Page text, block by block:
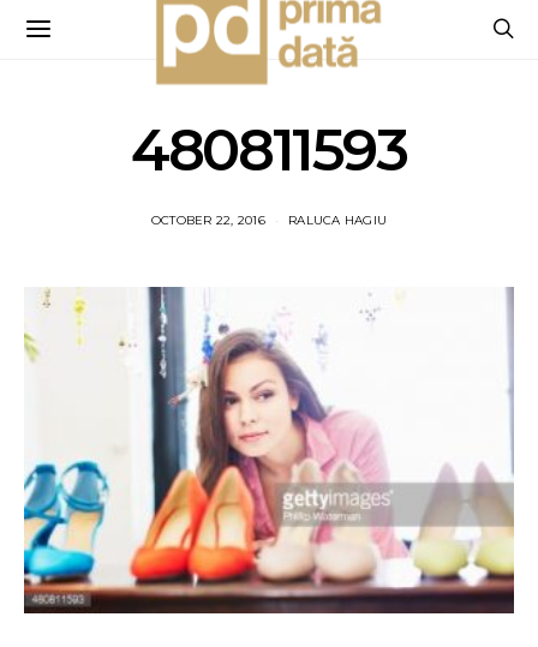
480811593
OCTOBER 22, 2016 RALUCA HAGIU